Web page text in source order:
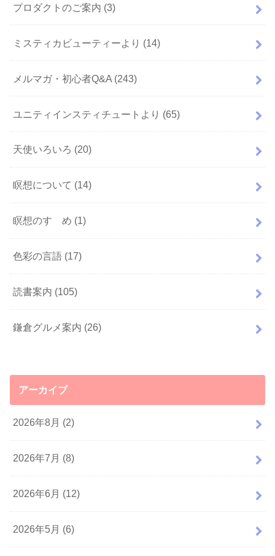
プロダクトのご案内 (3)
ミスティカビューティーより (14)
メルマガ・初心者Q&A (243)
ユニティインスティチュートより (65)
天使いろいろ (20)
瞑想について (14)
瞑想のすゝめ (1)
色彩の言語 (17)
読書案内 (105)
鎌倉グルメ案内 (26)
アーカイブ
2026年8月 (2)
2026年7月 (8)
2026年6月 (12)
2026年5月 (6)